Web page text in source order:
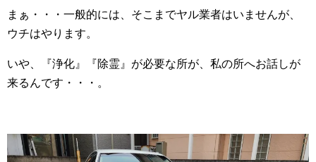
まぁ・・・一般的には、そこまでヤル業者はいませんが、
ウチはやります。
いや、『浄化』『除霊』が必要な所が、私の所へお話しが
来るんです・・・。